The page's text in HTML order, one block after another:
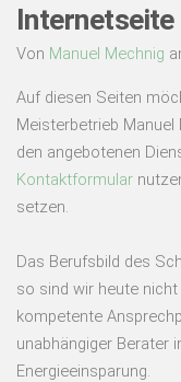
Internetseite
Von Manuel Mechnig
Auf diesen Seiten
Meisterbetrieb Manuel
den angebotenen
Kontaktformular
setzen.
Das Berufsbild des
so sind wir heute
kompetente
unabhängiger Berater
Energieeinsparung.